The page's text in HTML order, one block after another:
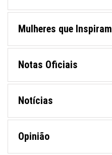
Mulheres que Inspiram
Notas Oficiais
Notícias
Opinião